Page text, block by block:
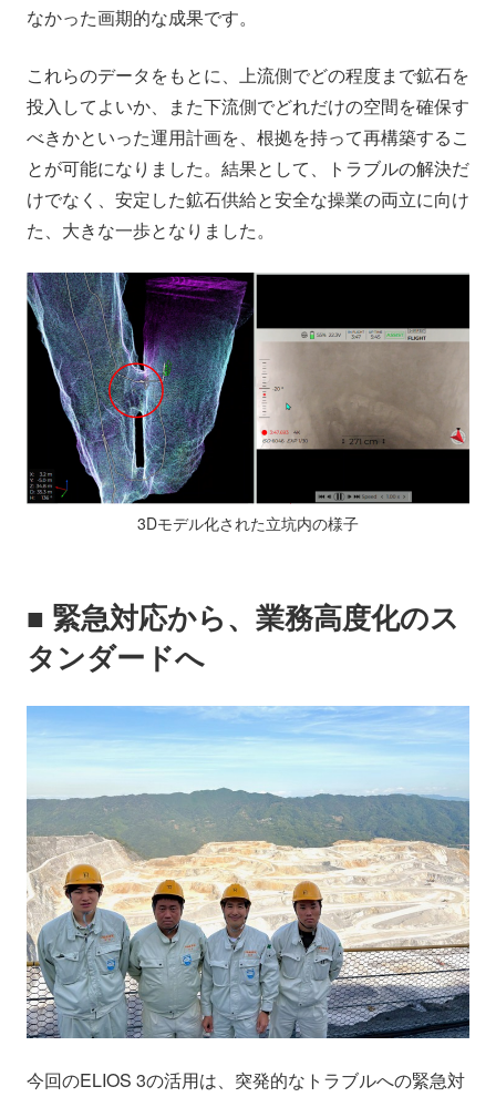
なかった画期的な成果です。
これらのデータをもとに、上流側でどの程度まで鉱石を
投入してよいか、また下流側でどれだけの空間を確保す
べきかといった運用計画を、根拠を持って再構築するこ
とが可能になりました。結果として、トラブルの解決だ
けでなく、安定した鉱石供給と安全な操業の両立に向け
た、大きな一歩となりました。
3Dモデル化された立坑内の様子
■ 緊急対応から、業務高度化のス
タンダードへ
今回のELIOS 3の活用は、突発的なトラブルへの緊急対